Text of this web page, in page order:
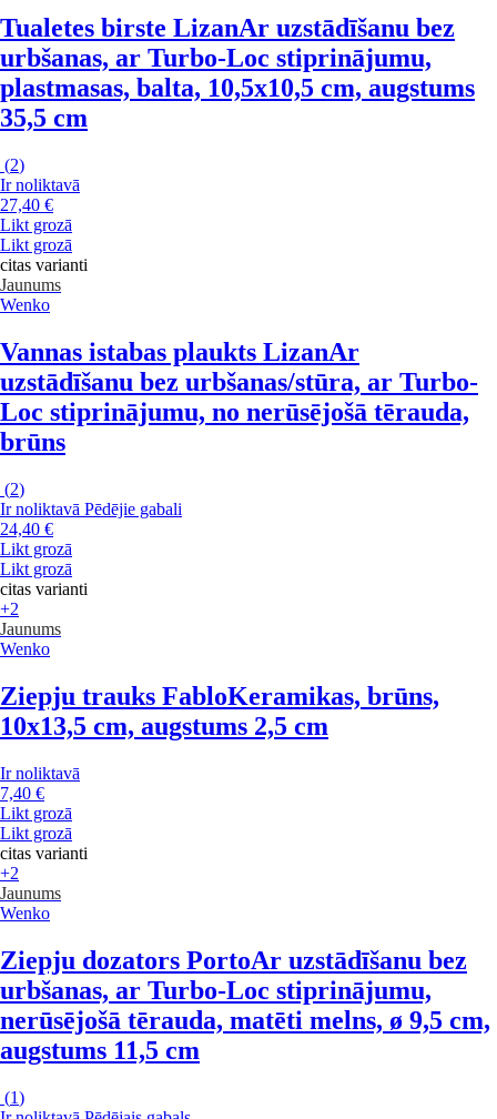
Tualetes birste LizanAr uzstādīšanu bez
urbšanas, ar Turbo-Loc stiprinājumu,
plastmasas, balta, 10,5x10,5 cm, augstums
35,5 cm
(2)
Ir noliktavā
27,40 €
Likt grozā
Likt grozā
citas varianti
Jaunums
Wenko
Vannas istabas plaukts LizanAr
uzstādīšanu bez urbšanas/stūra, ar Turbo-
Loc stiprinājumu, no nerūsējošā tērauda,
brūns
(2)
Ir noliktavā Pēdējie gabali
24,40 €
Likt grozā
Likt grozā
citas varianti
+2
Jaunums
Wenko
Ziepju trauks FabloKeramikas, brūns,
10x13,5 cm, augstums 2,5 cm
Ir noliktavā
7,40 €
Likt grozā
Likt grozā
citas varianti
+2
Jaunums
Wenko
Ziepju dozators PortoAr uzstādīšanu bez
urbšanas, ar Turbo-Loc stiprinājumu,
nerūsējošā tērauda, matēti melns, ø 9,5 cm,
augstums 11,5 cm
(1)